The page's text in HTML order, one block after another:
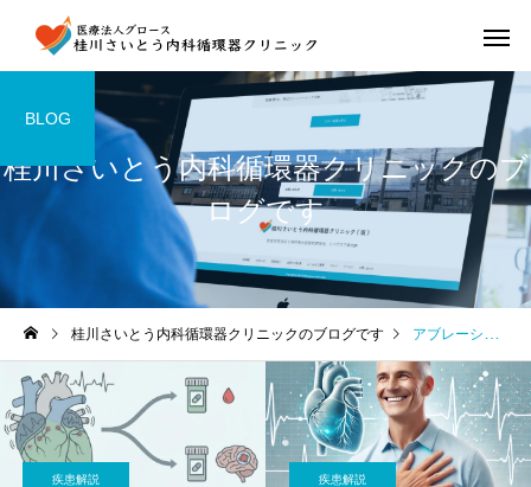
桂川さいとう内科循環器クリニックのブ
ログです
BLOG
桂川さいとう内科循環器クリニックのブログです アブレーション治療
疾患解説 疾患解説